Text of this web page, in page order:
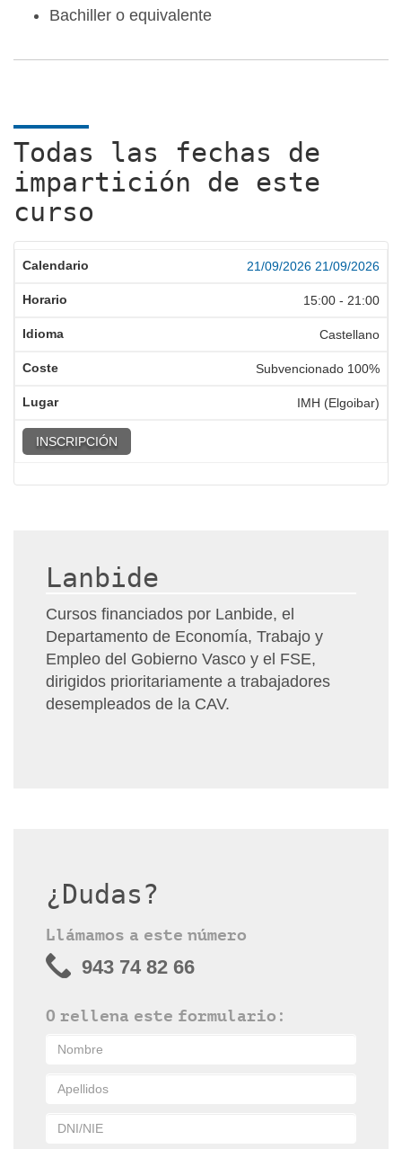
Bachiller o equivalente
Todas las fechas de
impartición de este
curso
21/09/2026 21/09/2026
15:00 - 21:00
Castellano
Subvencionado 100%
IMH (Elgoibar)
INSCRIPCIÓN
Lanbide
Cursos financiados por Lanbide, el
Departamento de Economía, Trabajo y
Empleo del Gobierno Vasco y el FSE,
dirigidos prioritariamente a trabajadores
desempleados de la CAV.
¿Dudas?
Llámamos a este número
943 74 82 66
O rellena este formulario: